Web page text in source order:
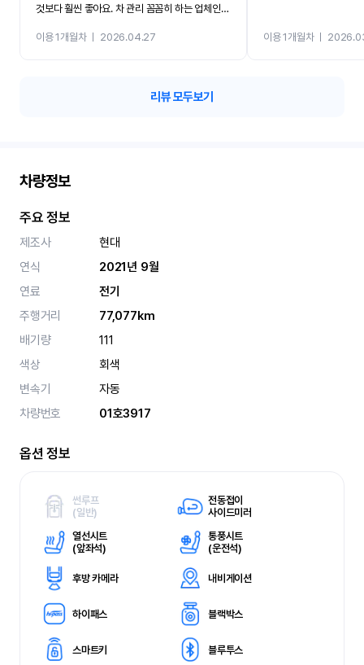
것보다 훨씬 좋아요. 차 관리 꼼꼼히 하는 업체인것
이용 1개월차ㅣ 2026.04.27 이용 1개월차ㅣ
리뷰 모두보기
차량정보
주요 정보
제조사
현대
연식
2021년 9월
연료
전기
주행거리
77,077km
배기량
111
색상
회색
변속기
자동
차량번호
01호3917
옵션 정보
썬루프
(일반)
전동접이
사이드미러
열선시트
(앞좌석)
통풍시트
(운전석)
후방 카메라 내비게이션
하이패스 블랙박스
스마트키 블루투스